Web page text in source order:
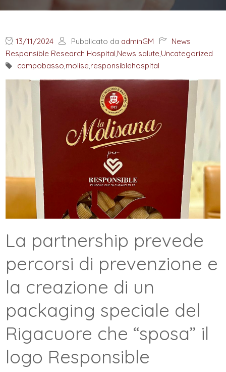
13/11/2024 Pubblicato da adminGM
News
Responsible Research Hospital News salute Uncategorized
campobasso molise responsiblehospital
La partnership prevede
percorsi di prevenzione e
la creazione di un
packaging speciale del
Rigacuore che “sposa” il
logo Responsible